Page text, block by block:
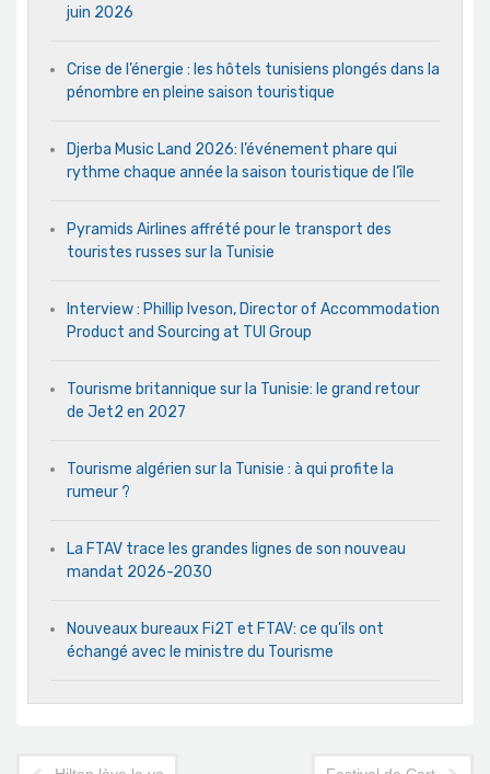
juin 2026
Crise de l’énergie : les hôtels tunisiens plongés dans la
pénombre en pleine saison touristique
Djerba Music Land 2026: l’événement phare qui
rythme chaque année la saison touristique de l’île
Pyramids Airlines affrété pour le transport des
touristes russes sur la Tunisie
Interview : Phillip Iveson, Director of Accommodation
Product and Sourcing at TUI Group
Tourisme britannique sur la Tunisie: le grand retour
de Jet2 en 2027
Tourisme algérien sur la Tunisie : à qui profite la
rumeur ?
La FTAV trace les grandes lignes de son nouveau
mandat 2026-2030
Nouveaux bureaux Fi2T et FTAV: ce qu’ils ont
échangé avec le ministre du Tourisme